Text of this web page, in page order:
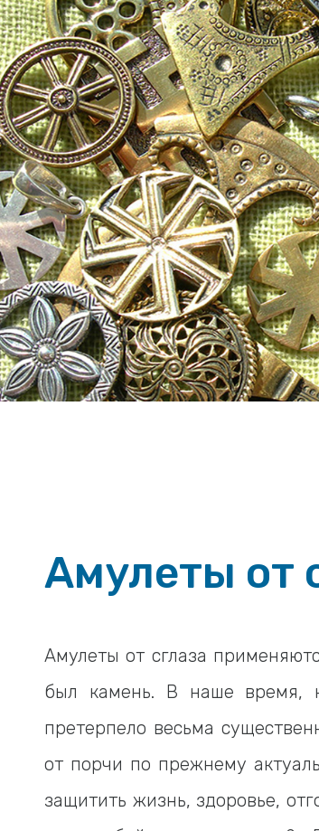
Амулеты от
Амулеты от сглаза
был камень. В наше время,
претерпело весьма
от порчи по прежнему
защитить жизнь, здоровье,